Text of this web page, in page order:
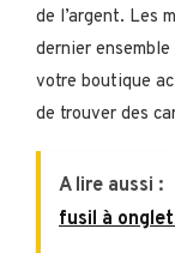
de l’argent. Les
dernier
votre boutique
de trouver des
A lire aussi :
fusil à